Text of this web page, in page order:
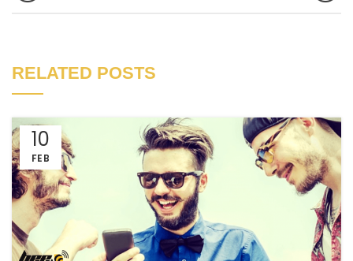
RELATED POSTS
10
FEB